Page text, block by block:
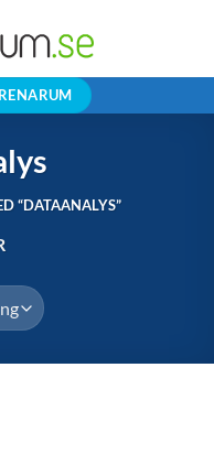
“DATAANALYS”